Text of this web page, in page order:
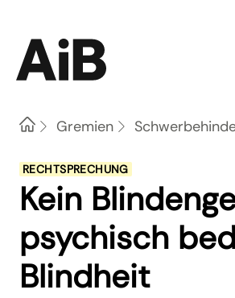
HomeGremien
RECHTSPRECHUNG
Kein
psychisch
Blindheit